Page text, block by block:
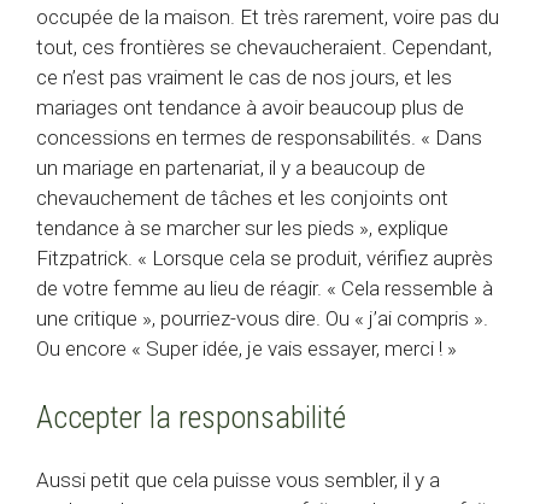
occupée de la maison. Et très rarement, voire pas du
tout, ces frontières se chevaucheraient. Cependant,
ce n’est pas vraiment le cas de nos jours, et les
mariages ont tendance à avoir beaucoup plus de
concessions en termes de responsabilités. « Dans
un mariage en partenariat, il y a beaucoup de
chevauchement de tâches et les conjoints ont
tendance à se marcher sur les pieds », explique
Fitzpatrick. « Lorsque cela se produit, vérifiez auprès
de votre femme au lieu de réagir. « Cela ressemble à
une critique », pourriez-vous dire. Ou « j’ai compris ».
Ou encore « Super idée, je vais essayer, merci ! »
Accepter la responsabilité
Aussi petit que cela puisse vous sembler, il y a